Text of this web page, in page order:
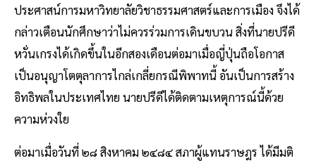
ประศาสน์การมหาวิทยาลัยวิชาธรรมศาสตร์และการเมือง จึงได้
กล่าวเตือนนักศึกษาว่าไม่ควรร่วมการเดินขบวน สิ่งที่นายปรีดี
หวั่นเกรงได้เกิดขึ้นในอีกสองเดือนต่อมาเมื่อญี่ปุ่นถือโอกาส
เป็นอนุญาโตตุลาการไกล่เกลี่ยกรณีพิพาทนี้ อันเป็นการสร้าง
อิทธิพลในประเทศไทย นายปรีดีได้ติดตามเหตุการณ์นี้ด้วย
ความห่วงใย
ต่อมาเมื่อวันที่ ๒๘ สิงหาคม ๒๔๘๔ สภาผู้แทนราษฎร ได้มีมติ